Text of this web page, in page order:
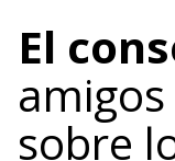
El
sobre